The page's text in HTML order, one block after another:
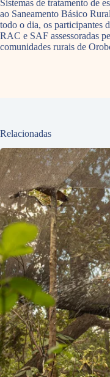
Sistemas de tratamento de
ao Saneamento Básico
todo o dia, os participantes
RAC e SAF assessoradas
comunidades rurais de
Relacionadas